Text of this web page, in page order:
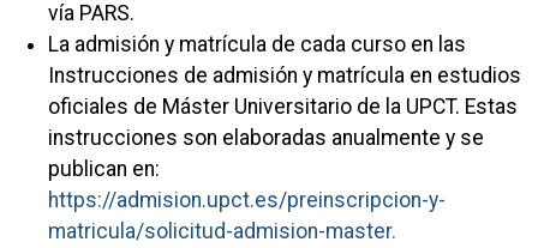
vía PARS.
La admisión y matrícula de cada curso en las
Instrucciones de admisión y matrícula en estudios
oficiales de Máster Universitario de la UPCT. Estas
instrucciones son elaboradas anualmente y se
publican en:
https://admision.upct.es/preinscripcion-y-
matricula/solicitud-admision-master.